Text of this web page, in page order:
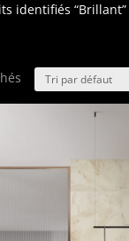
identifiés “Brillant”